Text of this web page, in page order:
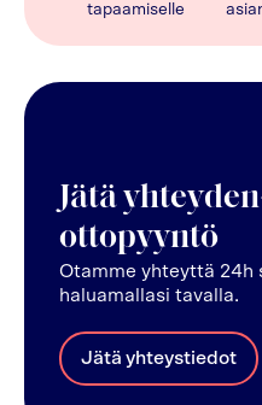
tapaamiselle
Jätä
ottopyyntö
Otamme yhteyttä 24h
haluamallasi tavalla.
Jätä yhteystiedot